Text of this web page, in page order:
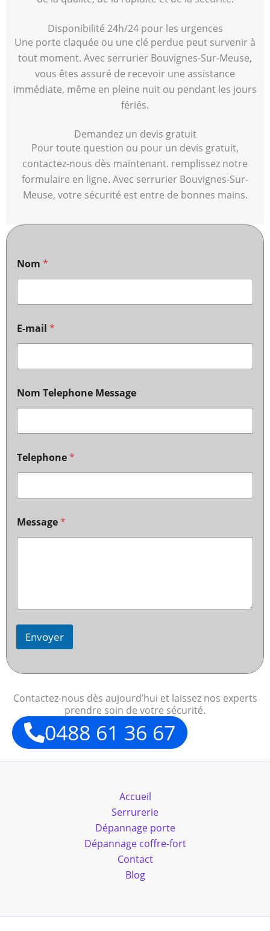
Disponibilité 24h/24 pour les urgences
Une porte claquée ou une clé perdue peut survenir à
tout moment. Avec serrurier Bouvignes-Sur-Meuse,
vous êtes assuré de recevoir une assistance
immédiate, même en pleine nuit ou pendant les jours
fériés.
Demandez un devis gratuit
Pour toute question ou pour un devis gratuit,
contactez-nous dès maintenant. remplissez notre
formulaire en ligne. Avec serrurier Bouvignes-Sur-
Meuse, votre sécurité est entre de bonnes mains.
Nom *
E-mail *
Nom Telephone Message
Telephone*
Message*
Envoyer
Contactez-nous dès aujourd’hui et laissez nos experts
prendre soin de votre sécurité.
0488 61 36 67
Accueil
Serrurerie
Dépannage porte
Dépannage coffre-fort
Contact
Blog